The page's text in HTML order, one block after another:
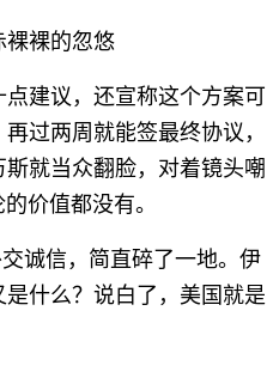
裸裸的忽悠
建议，还宣称这个方案可
过两周就能签最终协议，
就当众翻脸，对着镜头嘲
价值都没有。
诚信，简直碎了一地。伊
什么？说白了，美国就是